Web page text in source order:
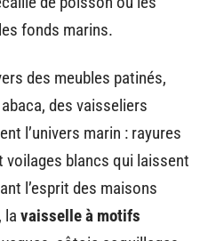
fonds marins.
des meubles patinés,
des vaisseliers
l’univers marin : rayures
voilages blancs qui laissent
l’esprit des maisons
la vaisselle à motifs